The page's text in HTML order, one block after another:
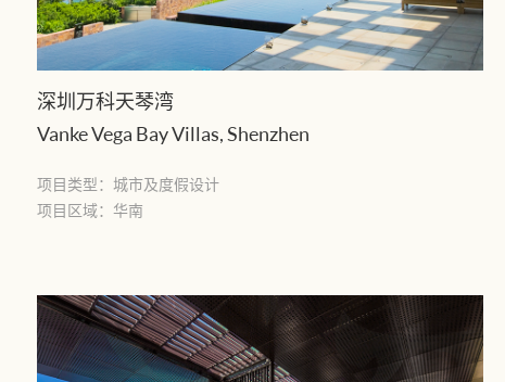
深圳万科天琴湾
Vanke Vega Bay Villas, Shenzhen
项目类型：城市及度假设计
项目区域：华南